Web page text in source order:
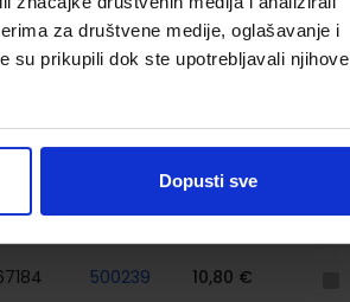
za društvene medije, oglašavanje i
su prikupili dok ste upotrebljavali njihove
Dopusti sve
9,50 €
500239 10,80 €